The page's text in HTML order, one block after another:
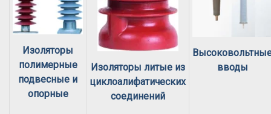
Изоляторы
полимерные
подвесные и
опорные
Изоляторы литые из
циклоалифатических
соединений
вводы